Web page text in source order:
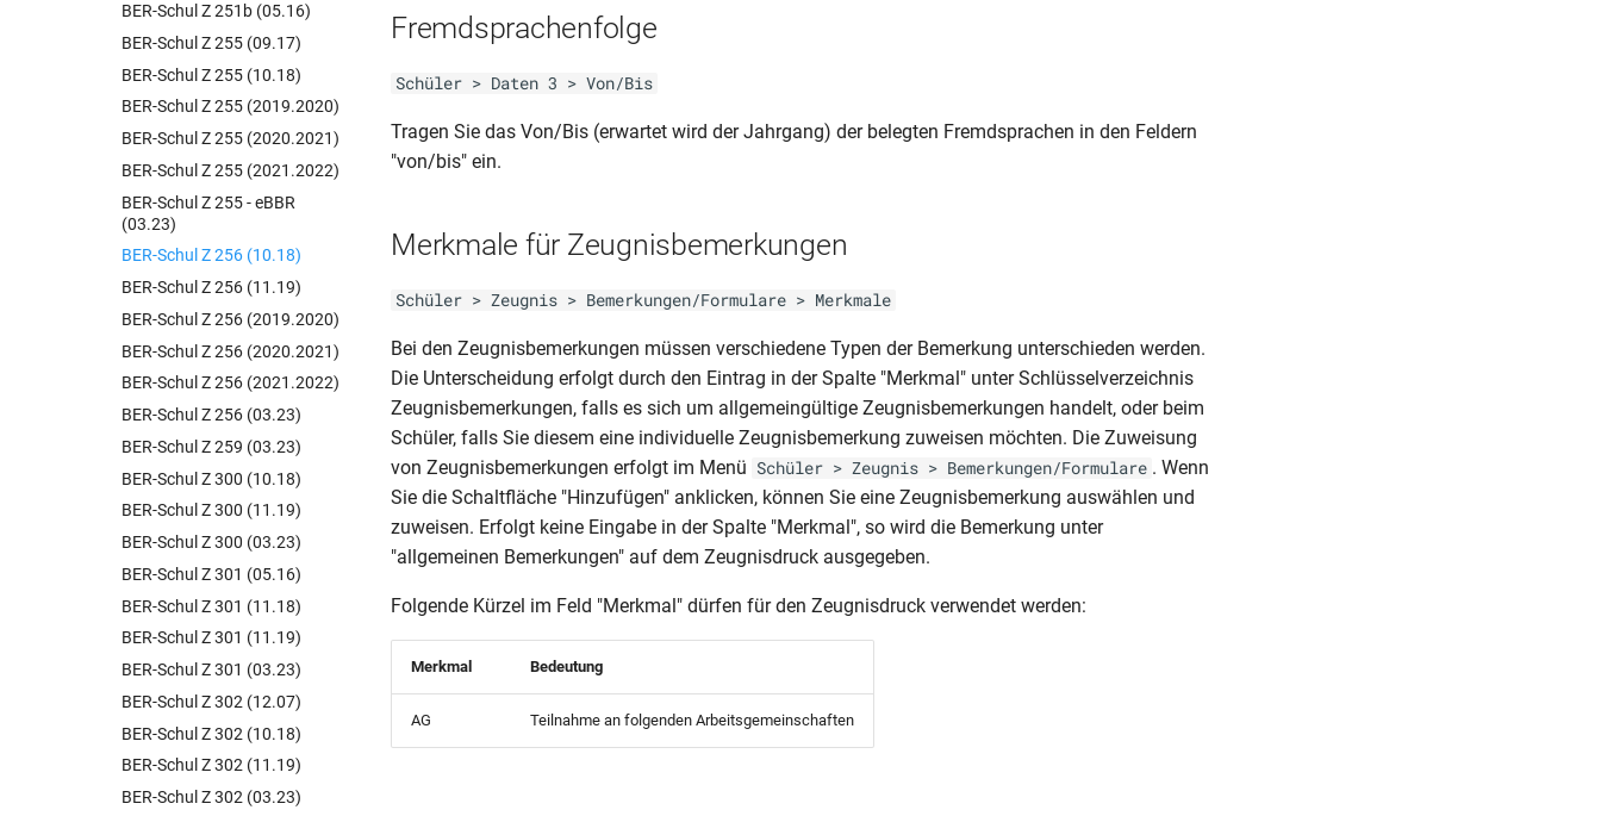
BER-Schul Z 251b (05.16)
BER-Schul Z 255 (09.17)
BER-Schul Z 255 (10.18)
BER-Schul Z 255 (2019.2020)
BER-Schul Z 255 (2020.2021)
BER-Schul Z 255 (2021.2022)
BER-Schul Z 255 - eBBR
(03.23)
BER-Schul Z 256 (10.18)
BER-Schul Z 256 (11.19)
BER-Schul Z 256 (2019.2020)
BER-Schul Z 256 (2020.2021)
BER-Schul Z 256 (2021.2022)
BER-Schul Z 256 (03.23)
BER-Schul Z 259 (03.23)
BER-Schul Z 300 (10.18)
BER-Schul Z 300 (11.19)
BER-Schul Z 300 (03.23)
BER-Schul Z 301 (05.16)
BER-Schul Z 301 (11.18)
BER-Schul Z 301 (11.19)
BER-Schul Z 301 (03.23)
BER-Schul Z 302 (12.07)
BER-Schul Z 302 (10.18)
BER-Schul Z 302 (11.19)
BER-Schul Z 302 (03.23)
Fremdsprachenfolge
Schüler > Daten 3 > Von/Bis
Tragen Sie das Von/Bis (erwartet wird der Jahrgang) der belegten Fremdsprachen in den Feldern
"von/bis" ein.
Merkmale für Zeugnisbemerkungen
Schüler > Zeugnis > Bemerkungen/Formulare > Merkmale
Bei den Zeugnisbemerkungen müssen verschiedene Typen der Bemerkung unterschieden werden.
Die Unterscheidung erfolgt durch den Eintrag in der Spalte "Merkmal" unter Schlüsselverzeichnis
Zeugnisbemerkungen, falls es sich um allgemeingültige Zeugnisbemerkungen handelt, oder beim
Schüler, falls Sie diesem eine individuelle Zeugnisbemerkung zuweisen möchten. Die Zuweisung
von Zeugnisbemerkungen erfolgt im Menü Schüler > Zeugnis > Bemerkungen/Formulare . Wenn
Sie die Schaltfläche "Hinzufügen" anklicken, können Sie eine Zeugnisbemerkung auswählen und
zuweisen. Erfolgt keine Eingabe in der Spalte "Merkmal", so wird die Bemerkung unter
"allgemeinen Bemerkungen" auf dem Zeugnisdruck ausgegeben.
Folgende Kürzel im Feld "Merkmal" dürfen für den Zeugnisdruck verwendet werden:
Merkmal Bedeutung
AG Teilnahme an folgenden Arbeitsgemeinschaften